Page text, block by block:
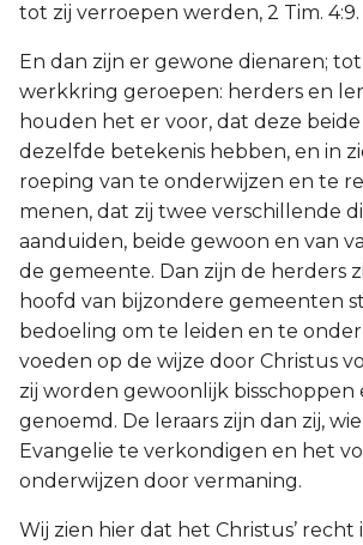
tot zij verroepen werden, 2 Tim. 4:9.
En dan zijn er gewone dienaren;
werkkring geroepen: herders en
houden het er voor, dat deze
dezelfde betekenis hebben, en in
roeping van te onderwijzen en te
menen, dat zij twee verschillende
aanduiden, beide gewoon en van
de gemeente. Dan zijn de herders
hoofd van bijzondere gemeenten
bedoeling om te leiden en te
voeden op de wijze door Christus
zij worden gewoonlijk bisschoppen
genoemd. De leraars zijn dan zij,
Evangelie te verkondigen en het
onderwijzen door vermaning.
Wij zien hier dat het Christus’ recht